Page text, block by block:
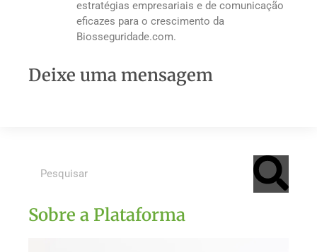
estratégias empresariais e de comunicação
eficazes para o crescimento da
Biosseguridade.com.
Deixe uma mensagem
Sobre a Plataforma